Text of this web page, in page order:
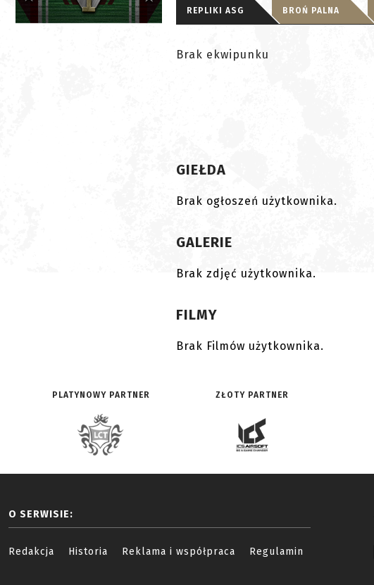
REPLIKI ASG BROŃ PALNA
Brak ekwipunku
GIEŁDA
Brak ogłoszeń użytkownika.
GALERIE
Brak zdjęć użytkownika.
FILMY
Brak Filmów użytkownika.
PLATYNOWY PARTNER ZŁOTY PARTNER
O SERWISIE:
Redakcja Historia Reklama i współpraca Regulamin